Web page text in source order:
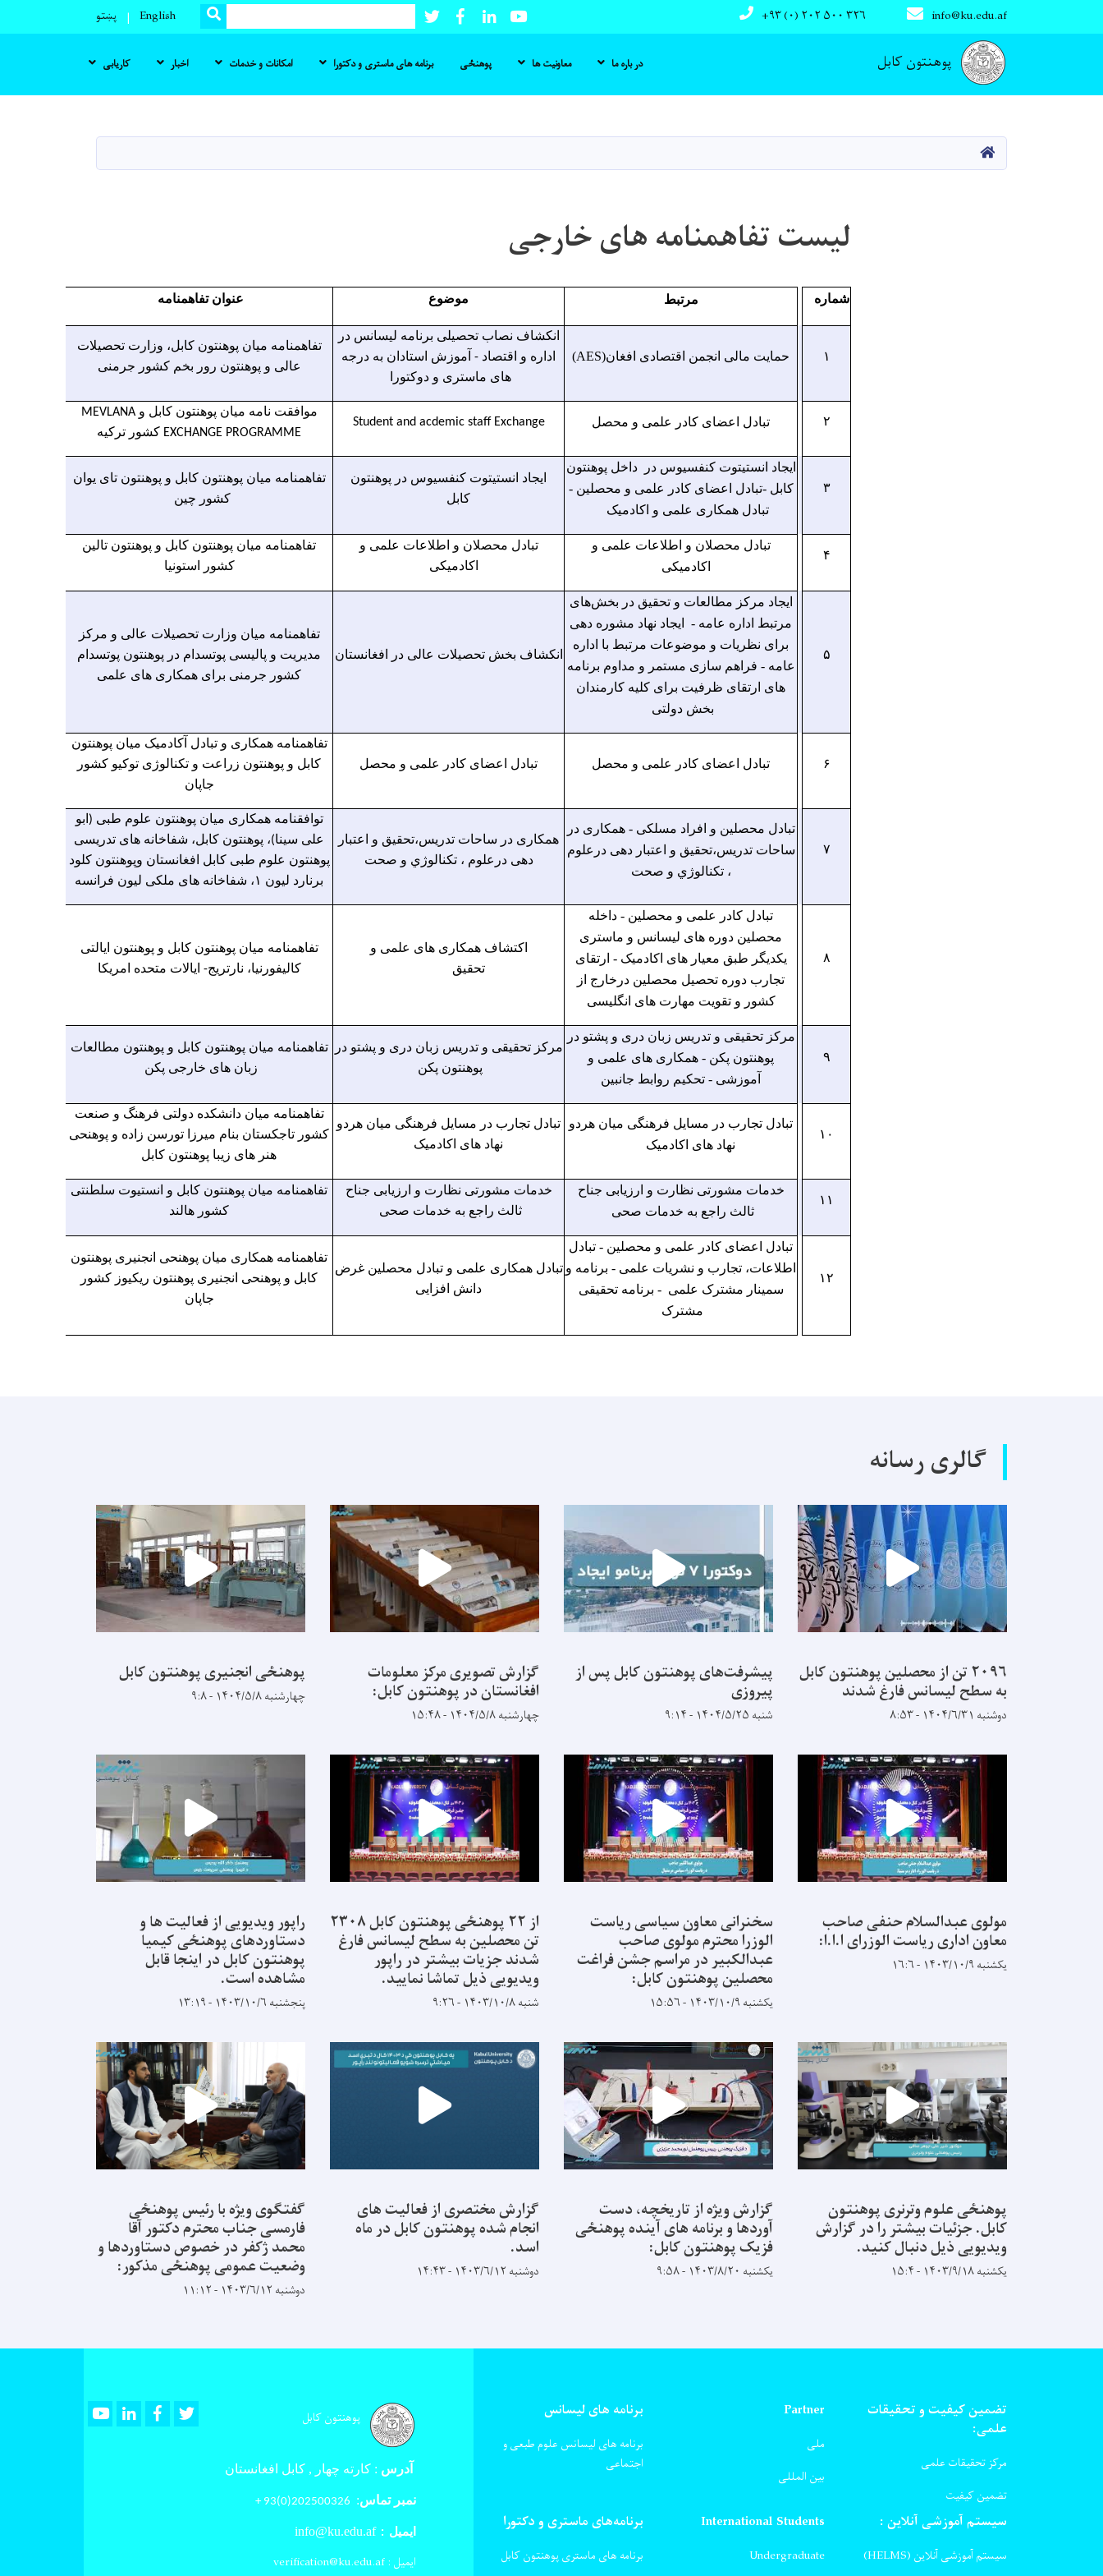
content
پوهنتون کابل
info@ku.edu.af +۹۳ (۰) ۲۰۲ ۵۰۰ ۳۲۶ Youtube
LinkedIn
Facebook
Twitter
Search
SEARCH
English پښتو
Main navigation
در باره ما معاونیت ها پوهنځی برنامه های ماستری و دکتورا امکانات و خدمات اخبار کاریابی
صفحه اصلی
لیست تفاهمنامه های خارجی
شماره مرتبط موضوع عنوان تفاهمنامه
۱ حمایت مالی انجمن اقتصادی افغان(AES)
انکشاف نصاب تحصیلی برنامه لیسانس در
اداره و اقتصاد - آموزش استادان به درجه
های ماستری و دوکتورا
تفاهمنامه میان پوهنتون کابل، وزارت تحصیلات
عالی و پوهنتون رور بخم کشور جرمنی
۲ تبادل اعضای کادر علمی و محصل Student and acdemic staff Exchange
موافقت نامه میان پوهنتون کابل و MEVLANA
EXCHANGE PROGRAMME کشور ترکیه
۳
ایجاد انستیتوت کنفسیوس در داخل پوهنتون
کابل -تبادل اعضای کادر علمی و محصلین -
تبادل همکاری علمی و اکادمیک
ایجاد انستیتوت کنفسیوس در پوهنتون
کابل
تفاهمنامه میان پوهنتون کابل و پوهنتون تای یوان
کشور چین
۴
تبادل محصلان و اطلاعات علمی و
اکادمیکی
تبادل محصلان و اطلاعات علمی و
اکادمیکی
تفاهمنامه میان پوهنتون کابل و پوهنتون تالین
کشور استونیا
۵
ایجاد مرکز مطالعات و تحقیق در بخش‌های
مرتبط اداره عامه - ایجاد نهاد مشوره دهی
برای نظریات و موضوعات مرتبط با اداره
عامه - فراهم سازی مستمر و مداوم برنامه
های ارتقای ظرفیت برای کلیه کارمندان
بخش دولتی
انکشاف بخش تحصیلات عالی در افغانستان
تفاهمنامه میان وزارت تحصیلات عالی و مرکز
مدیریت و پالیسی پوتسدام در پوهنتون پوتسدام
کشور جرمنی برای همکاری های علمی
۶ تبادل اعضای کادر علمی و محصل تبادل اعضای کادر علمی و محصل
تفاهمنامه همکاری و تبادل آکادمیک میان پوهنتون
کابل و پوهنتون زراعت و تکنالوژی توکیو کشور
جاپان
۷
تبادل محصلین و افراد مسلکی - همکاری در
ساحات تدریس،تحقیق و اعتبار دهی درعلوم
، تکنالوژي و صحت
همکاری در ساحات تدریس،تحقیق و اعتبار
دهی درعلوم ، تکنالوژي و صحت
توافقنامه همکاری میان پوهنتون علوم طبی (ابو
علی سینا)، پوهنتون کابل، شفاخانه های تدریسی
پوهنتون علوم طبی کابل افغانستان وپوهنتون کلود
برنارد لیون ۱، شفاخانه های ملکی لیون فرانسه
۸
تبادل کادر علمی و محصلین - داخله
محصلین دوره های لیسانس و ماستری
یکدیگر طبق معیار های اکادمیک - ارتقای
تجارب دوره تحصیل محصلین درخارج از
کشور و تقویت مهارت های انگلیسی
اکتشاف همکاری های علمی و
تحقیق
تفاهمنامه میان پوهنتون کابل و پوهنتون ایالتی
کالیفورنیا، نارتریج- ایالات متحده امریکا
۹
مرکز تحقیقی و تدریس زبان دری و پشتو در
پوهنتون پکن - همکاری های علمی و
آموزشی - تحکیم روابط جانبین
مرکز تحقیقی و تدریس زبان دری و پشتو در
پوهنتون پکن
تفاهمنامه میان پوهنتون کابل و پوهنتون مطالعات
زبان های خارجی پکن
۱۰
تبادل تجارب در مسایل فرهنگی میان هردو
نهاد های اکادمیک
تبادل تجارب در مسایل فرهنگی میان هردو
نهاد های اکادمیک
تفاهمنامه میان دانشکده دولتی فرهنگ و صنعت
کشور تاجکستان بنام میرزا تورسن زاده و پوهنحی
هنر های زیبا پوهنتون کابل
۱۱
خدمات مشورتی نظارت و ارزیابی جناح
ثالث راجع به خدمات صحی
خدمات مشورتی نظارت و ارزیابی جناح
ثالث راجع به خدمات صحی
تفاهمنامه میان پوهنتون کابل و انستیوت سلطنتی
کشور هالند
۱۲
تبادل اعضای کادر علمی و محصلین - تبادل
اطلاعات، تجارب و نشریات علمی - برنامه و
سمینار مشترک علمی - برنامه تحقیقی
مشترک
تبادل همکاری علمی و تبادل محصلین غرض
دانش افزایی
تفاهمنامه همکاری میان پوهنحی انجنیری پوهنتون
کابل و پوهنحی انجنیری پوهنتون ریکیوز کشور
جاپان
گالری رسانه
۲۰۹۶ تن از محصلین پوهنتون کابل
به سطح لیسانس فارغ شدند
دوشنبه ۱۴۰۴/۶/۳۱ - ۸:۵۳
پیشرفت‌های پوهنتون کابل پس از
پیروزی
شنبه ۱۴۰۴/۵/۲۵ - ۹:۱۴
گزارش تصویری مرکز معلومات
افغانستان در پوهنتون کابل:
چهارشنبه ۱۴۰۴/۵/۸ - ۱۵:۴۸
پوهنځی انجنیری پوهنتون کابل
چهارشنبه ۱۴۰۴/۵/۸ - ۹:۸
مولوی عبدالسلام حنفی صاحب
معاون اداری ریاست الوزرای ا.ا.ا:
یکشنبه ۱۴۰۳/۱۰/۹ - ۱۶:۶
سخنرانی معاون سیاسی ریاست
الوزرا محترم مولوی صاحب
عبدالکبیر در مراسم جشن فراغت
محصلین پوهنتون کابل:
یکشنبه ۱۴۰۳/۱۰/۹ - ۱۵:۵۶
از ۲۲ پوهنځی پوهنتون کابل ۲۳۰۸
تن محصلین به سطح لیسانس فارغ
شدند جزیات بیشتر در راپور
ویدیویی ذیل تماشا نمایید.
شنبه ۱۴۰۳/۱۰/۸ - ۹:۲۶
راپور ویدیویی از فعالیت ها و
دستاوردهای پوهنځی کیمیا
پوهنتون کابل در اینجا قابل
مشاهده است.
پنجشنبه ۱۴۰۳/۱۰/۶ - ۱۳:۱۹
پوهنځی علوم وترنری پوهنتون
کابل. جزئیات بیشتر را در گزارش
ویدیویی ذیل دنبال کنید.
یکشنبه ۱۴۰۳/۹/۱۸ - ۱۵:۴
گزارش ویژه از تاریخچه، دست
آوردها و برنامه های آینده پوهنځی
فزیک پوهنتون کابل:
یکشنبه ۱۴۰۳/۸/۲۰ - ۹:۵۸
گزارش مختصری از فعالیت های
انجام شده پوهنتون کابل در ماه
اسد.
دوشنبه ۱۴۰۳/۶/۱۲ - ۱۴:۴۳
گفتگوی ویژه با رئیس پوهنځی
فارمسی جناب محترم دکتور آقا
محمد ژکفر در خصوص دستاوردها و
وضعیت عمومی پوهنځی مذکور:
دوشنبه ۱۴۰۳/۶/۱۲ - ۱۱:۱۲
تضمین کیفیت و تحقیقات
علمی:
مرکز تحقیقات علمی
تضمین کیفیت
Partner
ملی
بین المللی
برنامه های لیسانس
برنامه های لیسانس علوم طبعی و
اجتماعی
سیستم آموزشی آنلاین :
سیستم آموزشی آنلاین (HELMS)
International Students
Undergraduate
برنامه‌های ماستری و دکتورا
برنامه های ماستری پوهنتون کابل
پوهنتون کابل YoutubeLinkedInFacebook
آدرس : کارته چهار , کابل افغانستان
نمبر تماس:
ایمیل : info@ku.edu.af
ایمیل : verification@ku.edu.af